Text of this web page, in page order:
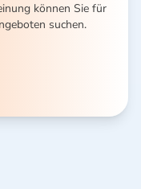
können Sie für
suchen.